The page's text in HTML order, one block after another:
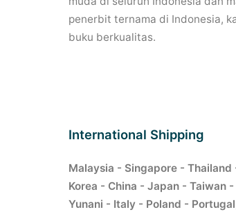
penerbit ternama di Indonesia,
buku berkualitas.
International Shipping
Malaysia - Singapore -
Korea - China - Japan - Taiwan
Yunani - Italy - Poland -